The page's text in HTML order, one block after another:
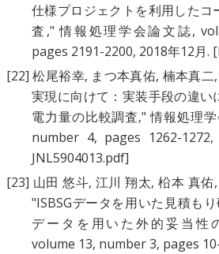
仕様プロジェクトを利用したコ
査 ," 情報処理学会論文誌,
pages 2191-2200, 2018年12月.
[22] 松尾裕幸, まつ本真佑, 楠本真二
実現に向けて：実装手段の違い
電力量の比較調査," 情報処理
number 4, pages 1262-
JNL5904013.pdf]
[23] 山田 悠斗, 江川 翔太, 柗本 真佑
"ISBSGデータを用いた見積も
データを用いた外的妥当性
volume 13, number 3, pages